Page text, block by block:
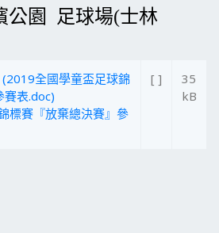
公園 足球場(士林
標賽『放棄總決賽』參
[ ]
35
kB